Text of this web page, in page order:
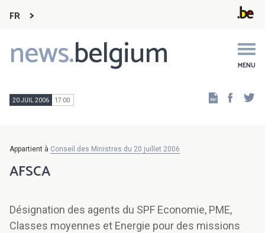
FR
news.belgium MENU
Main
navigation
20 JUIL 2006 17:00
Appartient à Conseil des Ministres du 20 juillet 2006
AFSCA
Désignation des agents du SPF Economie, PME,
Classes moyennes et Energie pour des missions